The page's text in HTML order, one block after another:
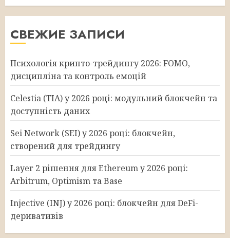
СВЕЖИЕ ЗАПИСИ
Психологія крипто-трейдингу 2026: FOMO,
дисципліна та контроль емоцій
Celestia (TIA) у 2026 році: модульний блокчейн та
доступність даних
Sei Network (SEI) у 2026 році: блокчейн,
створений для трейдингу
Layer 2 рішення для Ethereum у 2026 році:
Arbitrum, Optimism та Base
Injective (INJ) у 2026 році: блокчейн для DeFi-
деривативів